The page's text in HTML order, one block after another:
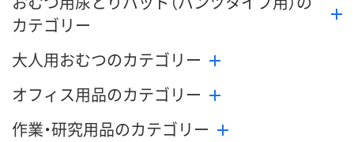
カテゴリー
大人用おむつのカテゴリー
オフィス用品のカテゴリー
作業・研究用品のカテゴリー